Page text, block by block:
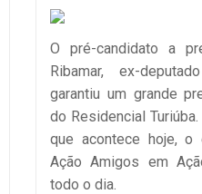
O pré-candidato a
Ribamar, ex-
garantiu um grande
do Residencial
que acontece hoje, o
Ação Amigos em
todo o dia.